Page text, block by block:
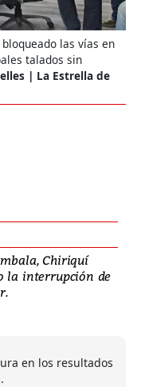
las vías en
talados sin
| La Estrella de
Chiriquí
la interrupción de
en los resultados